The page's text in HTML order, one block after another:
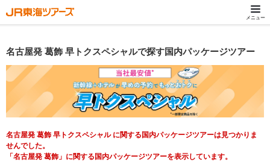
メニュー
名古屋発 葛飾 早トクスペシャルで探す国内パッケージツアー
名古屋発 葛飾 早トクスペシャル に関する国内パッケージツアーは見つかりま
せんでした。
「名古屋発 葛飾」に関する国内パッケージツアーを表示しています。